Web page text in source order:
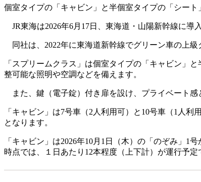
個室タイプの「キャビン」と半個室タイプの「シート
JR東海は2026年6月17日、東海道・山陽新幹線に導
同社は、2022年に東海道新幹線でグリーン車の上級
「スプリームクラス」は個室タイプの「キャビン」
整可能な照明や空調などを備えます。
また、鍵（電子錠）付き扉を設け、プライベート感
「キャビン」は7号車（2人利用可）と10号車（1人
となります。
「キャビン」は2026年10月1日（木）の「のぞみ」1
時点では、１日あたり12本程度（上下計）が運行予定